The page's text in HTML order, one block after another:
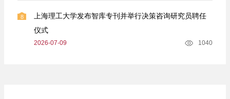
8
上海理工大学发布智库专刊并举行决策咨询研究员聘任
仪式
2026-07-09 1040